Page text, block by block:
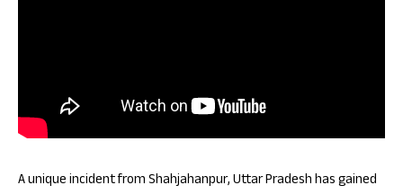
A unique incident from Shahjahanpur, Uttar Pradesh has gained